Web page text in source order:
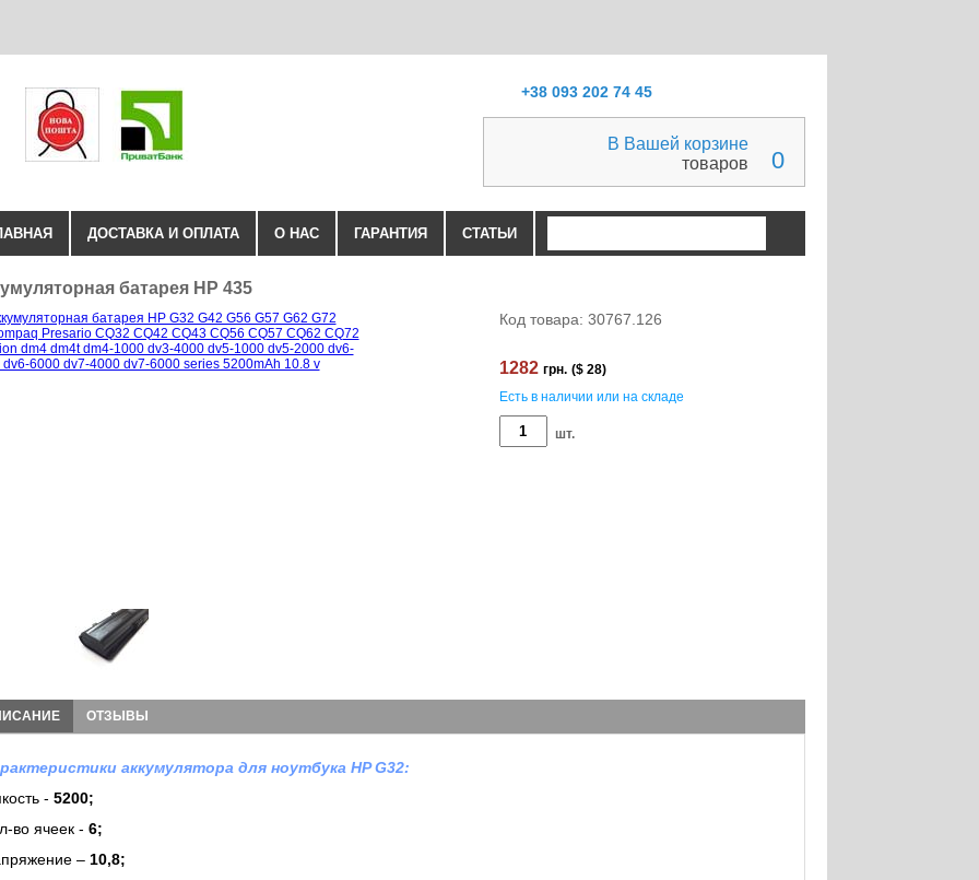
+38 093 202 74 45
В Вашей корзине
товаров
0
ДОСТАВКА И ОПЛАТА О НАС ГАРАНТИЯ СТАТЬИ
батарея HP 435
Код товара: 30767.126
1282 грн. ($ 28)
Есть в наличии или на складе
шт.
ОТЗЫВЫ
аккумулятора для ноутбука HP G32:
- 5200;
во ячеек - 6;
– 10,8;